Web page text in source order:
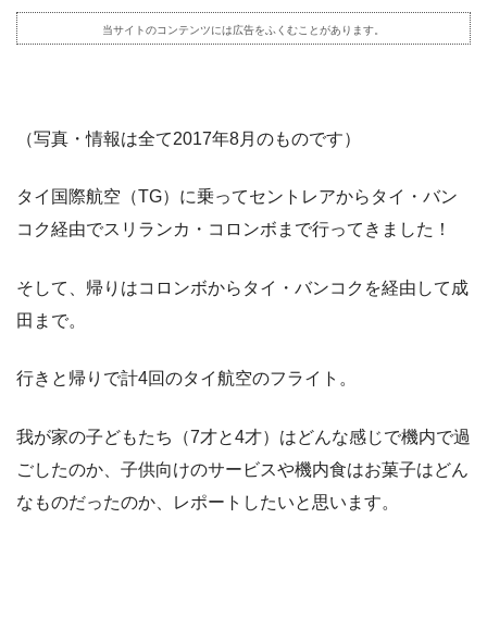
当サイトのコンテンツには広告をふくむことがあります。
（写真・情報は全て2017年8月のものです）
タイ国際航空（TG）に乗ってセントレアからタイ・バン
コク経由でスリランカ・コロンボまで行ってきました！
そして、帰りはコロンボからタイ・バンコクを経由して成
田まで。
行きと帰りで計4回のタイ航空のフライト。
我が家の子どもたち（7才と4才）はどんな感じで機内で過
ごしたのか、子供向けのサービスや機内食はお菓子はどん
なものだったのか、レポートしたいと思います。